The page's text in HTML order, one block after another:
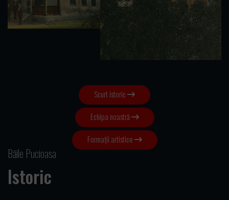
Scurt istoric
Echipa noastră
Formații artistice
Băile Pucioasa
Istoric